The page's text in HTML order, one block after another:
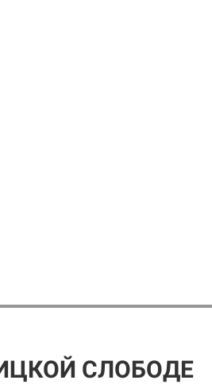
СЛОБОДЕ